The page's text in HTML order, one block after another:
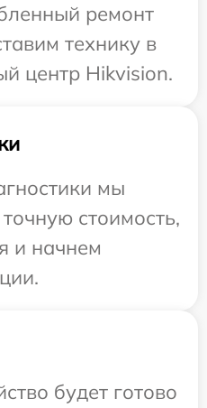
ремонт
технику в
центр Hikvision.
мы
стоимость,
и начнем
будет готово